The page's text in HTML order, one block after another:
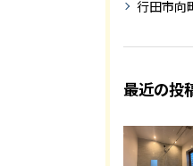
行田市向
最近の投